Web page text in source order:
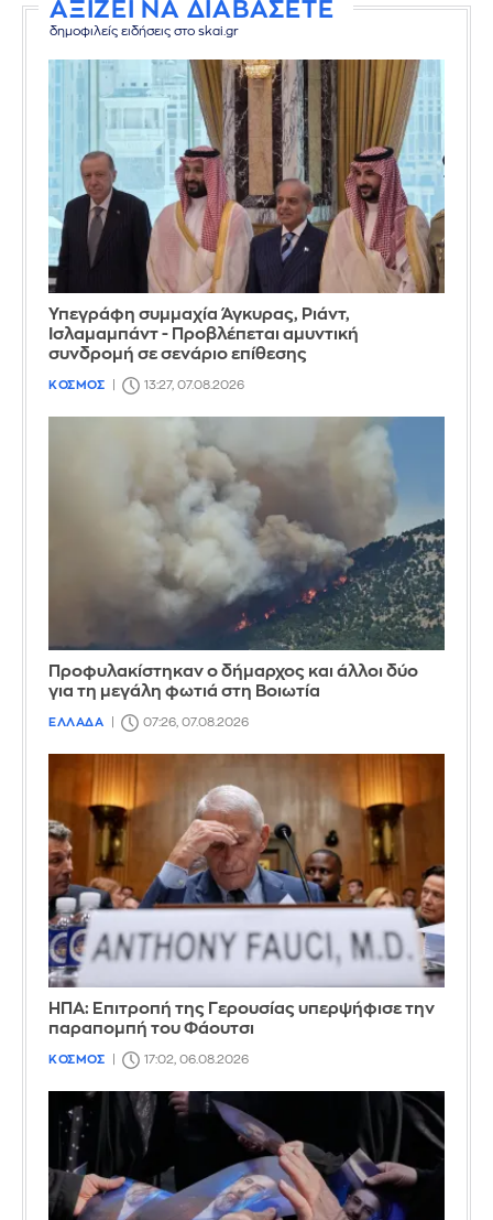
ΑΞΙΖΕΙ ΝΑ ΔΙΑΒΑΣΕΤΕ
δημοφιλείς ειδήσεις στο skai.gr
Υπεγράφη συμμαχία Άγκυρας, Ριάντ,
Ισλαμαμπάντ - Προβλέπεται αμυντική
συνδρομή σε σενάριο επίθεσης
ΚΟΣΜΟΣ 13:27, 07.08.2026
Προφυλακίστηκαν ο δήμαρχος και άλλοι δύο
για τη μεγάλη φωτιά στη Βοιωτία
ΕΛΛΑΔΑ 07:26, 07.08.2026
ΗΠΑ: Επιτροπή της Γερουσίας υπερψήφισε την
παραπομπή του Φάουτσι
ΚΟΣΜΟΣ 17:02, 06.08.2026